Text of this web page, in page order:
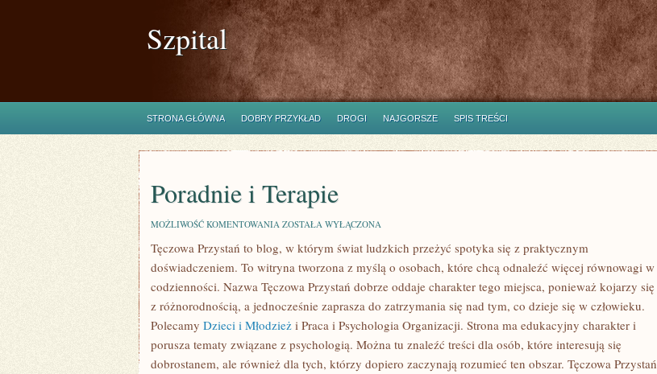
Szpital
STRONA GŁÓWNA DOBRY PRZYKŁAD DROGI NAJGORSZE SPIS TREŚCI
Poradnie i Terapie
MOŻLIWOŚĆ KOMENTOWANIA PORADNIE
TERAPIE
ZOSTAŁA WYŁĄCZONA
Tęczowa Przystań to blog, w którym świat ludzkich przeżyć spotyka się z praktycznym
doświadczeniem. To witryna tworzona z myślą o osobach, które chcą odnaleźć więcej równowagi w
codzienności. Nazwa Tęczowa Przystań dobrze oddaje charakter tego miejsca, ponieważ kojarzy się
z różnorodnością, a jednocześnie zaprasza do zatrzymania się nad tym, co dzieje się w człowieku.
Polecamy Dzieci i Młodzież i Praca i Psychologia Organizacji. Strona ma edukacyjny charakter i
porusza tematy związane z psychologią. Można tu znaleźć treści dla osób, które interesują się
dobrostanem, ale również dla tych, którzy dopiero zaczynają rozumieć ten obszar. Tęczowa Przystań